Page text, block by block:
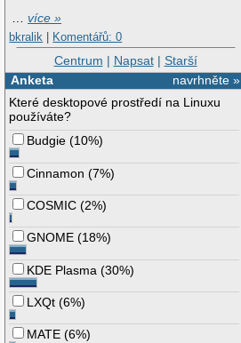
…více »
bkralik
Komentářů: 0
Centrum | Napsat| Starší
navrhněte »
Anketa
Které desktopové prostředí na Linuxu
používáte?
Budgie (10%)
Cinnamon (7%)
COSMIC (2%)
GNOME (18%)
KDE Plasma (30%)
LXQt (6%)
MATE (6%)